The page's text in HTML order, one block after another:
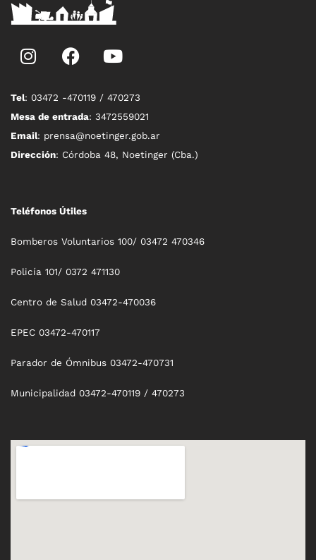
Tel: 03472 -470119 / 470273
Mesa de entrada: 3472559021
Email: prensa@noetinger.gob.ar
Dirección: Córdoba 48, Noetinger (Cba.)
Teléfonos Útiles
Bomberos Voluntarios 100/ 03472 470346
Policía 101/ 0372 471130
Centro de Salud 03472-470036
EPEC 03472-470117
Parador de Ómnibus 03472-470731
Municipalidad 03472-470119 / 470273